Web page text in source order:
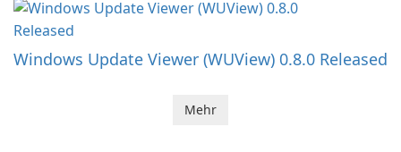
Windows Update Viewer (WUView) 0.8.0 Released
Mehr